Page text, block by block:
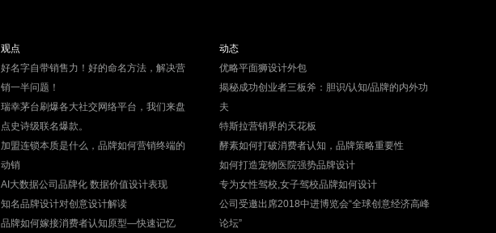
观点
好名字自带销售力！好的命名方法，解决营
销一半问题！
瑞幸茅台刷爆各大社交网络平台，我们来盘
点史诗级联名爆款。
加盟连锁本质是什么，品牌如何营销终端的
动销
AI大数据公司品牌化 数据价值设计表现
知名品牌设计对创意设计解读
品牌如何嫁接消费者认知原型—快速记忆
动态
优略平面狮设计外包
揭秘成功创业者三板斧：胆识/认知/品牌的内外功
夫
特斯拉营销界的天花板
酵素如何打破消费者认知，品牌策略重要性
如何打造宠物医院强势品牌设计
专为女性驾校,女子驾校品牌如何设计
公司受邀出席2018中进博览会“全球创意经济高峰
论坛”